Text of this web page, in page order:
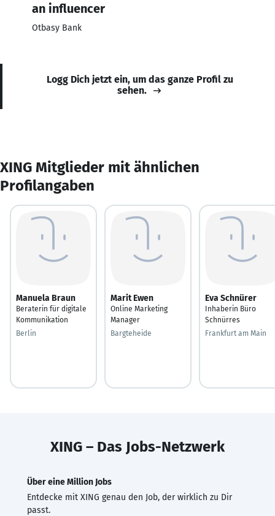
an influencer
Otbasy Bank
Logg Dich jetzt ein, um das ganze Profil zu
sehen.
XING Mitglieder mit ähnlichen
Profilangaben
Manuela Braun
Beraterin für digitale
Kommunikation
Berlin
Marit Ewen
Online Marketing
Manager
Bargteheide
Eva Schnürer
Inhaberin Büro
Schnürres
Frankfurt am Main
XING – Das Jobs-Netzwerk
Über eine Million Jobs
Entdecke mit XING genau den Job, der wirklich zu Dir
passt.